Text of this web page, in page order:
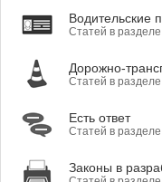
Водительские
Статей в
Дорожно-
Статей в
Есть ответ
Статей в
Законы в